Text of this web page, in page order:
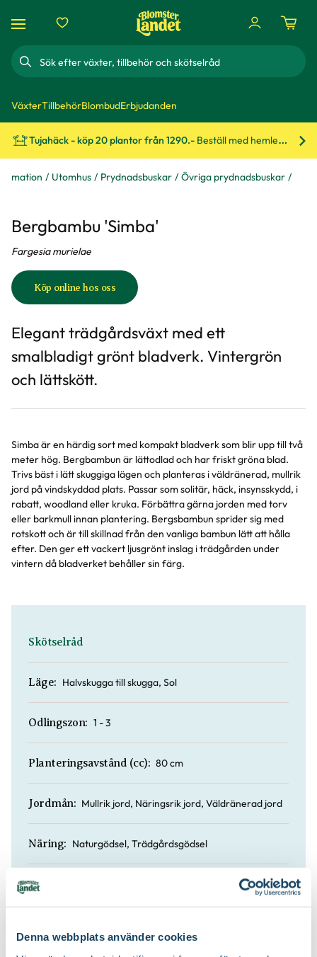
Denna webbplats använder cookies
Sök
VäxterTillbehörBlombudErbjudanden
Tujahäck - köp 20 plantor från 1290.- Beställ med hemleverans!
Utomhus Prydnadsbuskar Övriga prydnadsbuskar
Bergbambu 'Simba'
Fargesia murielae
Köp online hos oss
Elegant trädgårdsväxt med ett
smalbladigt grönt bladverk. Vintergrön
och lättskött.
Simba är en härdig sort med kompakt bladverk som blir upp till två
meter hög. Bergbambun är lättodlad och har friskt gröna blad.
Trivs bäst i lätt skuggiga lägen och planteras i väldränerad, mullrik
jord på vindskyddad plats. Passar som solitär, häck, insynsskydd, i
rabatt, woodland eller kruka. Förbättra gärna jorden med torv
eller barkmull innan plantering. Bergsbambun sprider sig med
rotskott och är till skillnad från den vanliga bambun lätt att hålla
efter. Den ger ett vackert ljusgrönt inslag i trädgården under
vintern då bladverket behåller sin färg.
Skötselråd
Läge: Halvskugga till skugga, Sol
Odlingszon: 1 - 3
Planteringsavstånd (cc): 80 cm
Jordmån: Mullrik jord, Näringsrik jord, Väldränerad jord
Näring: Naturgödsel, Trädgårdsgödsel
Jordprodukter: